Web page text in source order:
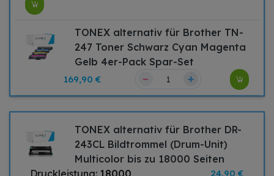
TONEX alternativ für Brother TN-
247 Toner Schwarz Cyan Magenta
Gelb 4er-Pack Spar-Set
169,90 € – +
TONEX alternativ für Brother DR-
243CL Bildtrommel (Drum-Unit)
Multicolor bis zu 18000 Seiten
Druckleistung: 18000 24,90 €